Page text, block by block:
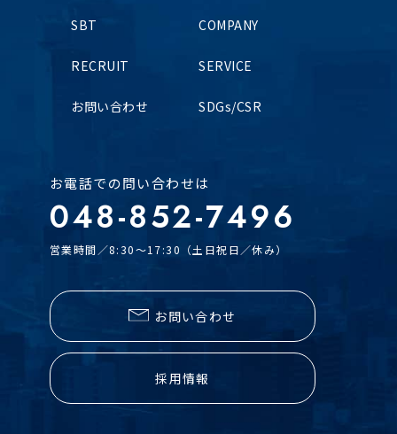
COMPANY
SERVICE
SDGs/CSR
SBT
RECRUIT
お問い合わせ
お電話での問い合わせは
048-852-7496
営業時間／8:30～17:30（土日祝日／休み）
お問い合わせ
採用情報